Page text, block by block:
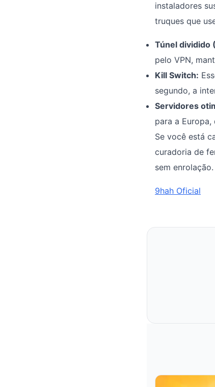
instaladores
truques que
Túnel dividido
pelo VPN,
Kill Switch:
segundo, a
Servidores
para a
Se você está
curadoria de
sem enrolação.
9hah Oficial